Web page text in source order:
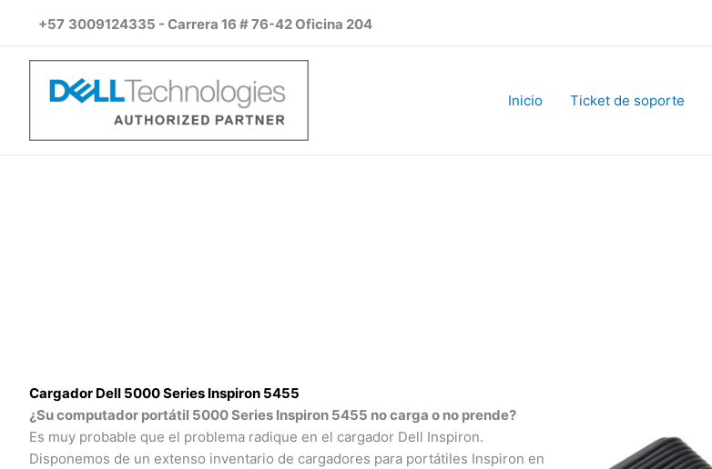
+57 3009124335 - Carrera 16 # 76-42 Oficina 204
Inicio Ticket de soporte
Cargador Dell 5000 Series Inspiron 5455
¿Su computador portátil 5000 Series Inspiron 5455 no carga o no prende?
Es muy probable que el problema radique en el cargador Dell Inspiron.
Disponemos de un extenso inventario de cargadores para portátiles Inspiron en